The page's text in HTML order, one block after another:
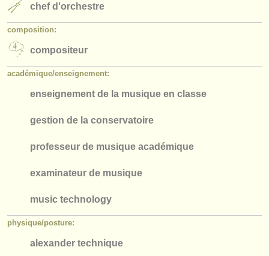
chef d'orchestre
composition:
compositeur
académique/enseignement:
enseignement de la musique en classe
gestion de la conservatoire
professeur de musique académique
examinateur de musique
music technology
physique/posture:
alexander technique